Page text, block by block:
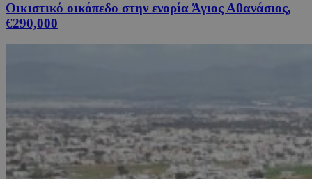
Οικιστικό οικόπεδο στην ενορία Άγιος Αθανάσιος,
€290,000